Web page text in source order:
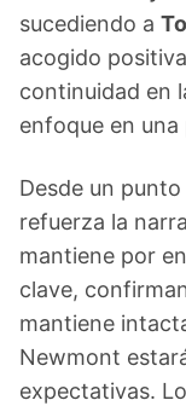
sucediendo a
acogido
continuidad en
enfoque en
Desde un
refuerza la
mantiene por
clave,
mantiene
Newmont
expectativas.